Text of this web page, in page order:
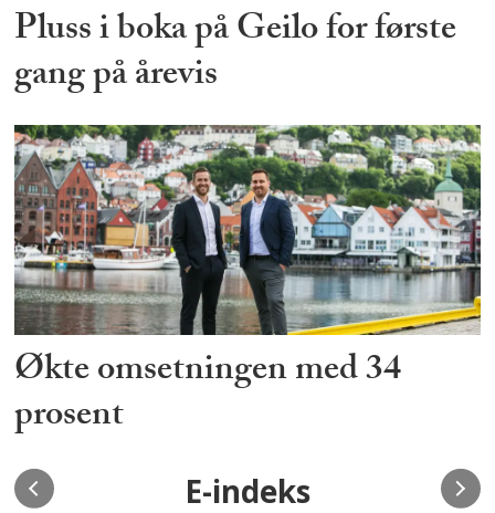
Pluss i boka på Geilo for første
gang på årevis
Økte omsetningen med 34
prosent
E-indeks